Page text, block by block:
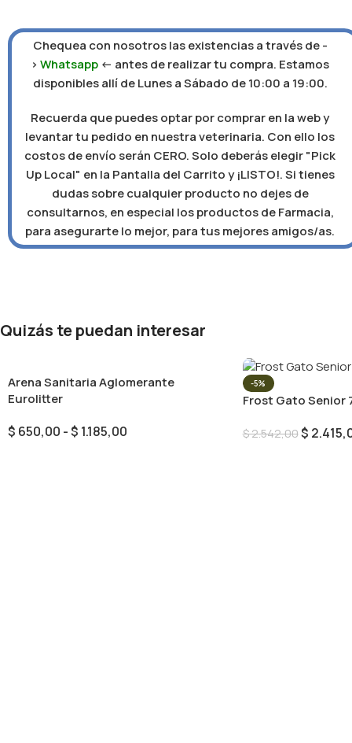
Chequea con nosotros las existencias a través de -
>Whatsapp <- antes de realizar tu compra. Estamos
disponibles allí de Lunes a Sábado de 10:00 a 19:00.
Recuerda que puedes optar por comprar en la web y
levantar tu pedido en nuestra veterinaria. Con ello los
costos de envío serán CERO. Solo deberás elegir "Pick
Up Local" en la Pantalla del Carrito y ¡LISTO!. Si tienes
dudas sobre cualquier producto no dejes de
consultarnos, en especial los productos de Farmacia,
para asegurarte lo mejor, para tus mejores amigos/as.
Quizás te puedan interesar
Arena Sanitaria Aglomerante
Eurolitter
$ 650,00 -$ 1.185,00
-5%
Frost Gato Senior
$2.542,00$